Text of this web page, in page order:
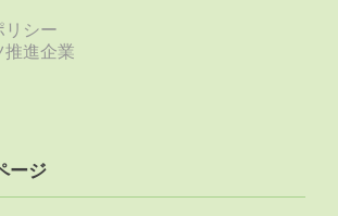
リシー
推進企業
ージ